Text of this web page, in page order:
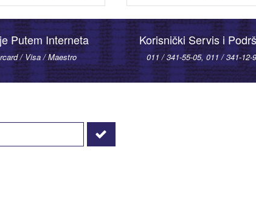
Putem Interneta
/ Visa / Maestro
Korisnički Servis i
011 / 341-55-05, 011 / 341-12-